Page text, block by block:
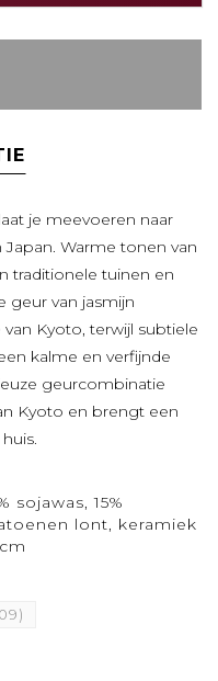
je meevoeren naar
Warme tonen van
traditionele tuinen en
geur van jasmijn
Kyoto, terwijl subtiele
kalme en verfijnde
geurcombinatie
Kyoto en brengt een
sojawas, 15%
lont, keramiek